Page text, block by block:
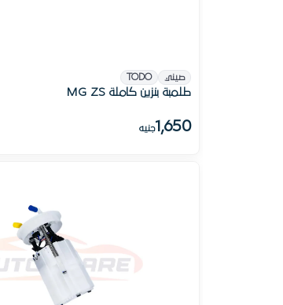
صيني TODO
طلمبة بنزين كاملة MG ZS
1,650جنيه